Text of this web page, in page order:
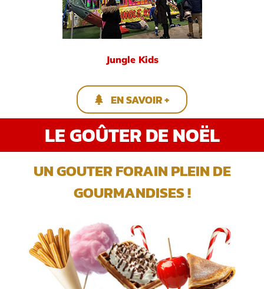
Jungle Kids
EN SAVOIR +
LE GOÛTER DE NOËL
UN GOUTER FORAIN PLEIN DE
GOURMANDISES !